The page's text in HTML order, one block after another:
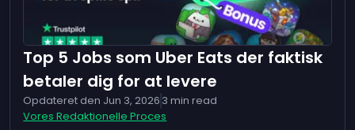
Top 5 Jobs som Uber Eats der faktisk
betaler dig for at levere
Opdateret den Jun 3, 2026 3 min read
Vores Redaktionelle Proces